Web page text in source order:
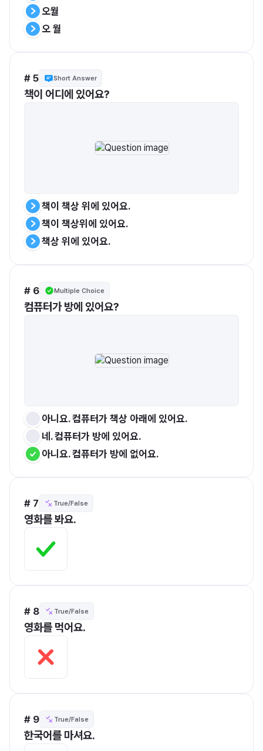
오월
오 월
# 5 Short Answer
책이 책상 위에 있어요.
책이 책상위에 있어요.
책상 위에 있어요.
# 6 Multiple Choice
컴퓨터가 방에 있어요?
아니요. 컴퓨터가 책상 아래에 있어요.
네. 컴퓨터가 방에 있어요.
아니요. 컴퓨터가 방에 없어요.
# 7 True/False
영화를 봐요.
# 8 True/False
영화를 먹어요.
# 9 True/False
한국어를 마셔요.